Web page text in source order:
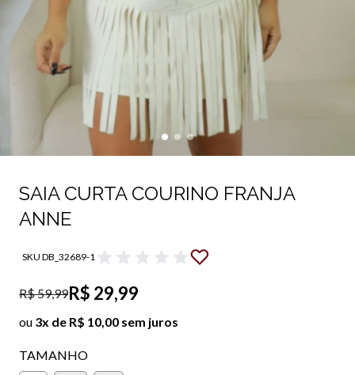
SAIA CURTA COURINO FRANJA
ANNE
SKU DB_32689-1
R$ 59,99R$ 29,99
ou 3x de R$ 10,00 sem juros
TAMANHO